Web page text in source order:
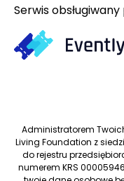
Serwis
Administratorem
Living Foundation z
do rejestru
numerem KRS